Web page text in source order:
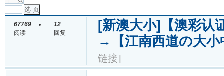
选 页
67769
阅读
12
回复
[新澳大小]
【澳彩
→【江南西道の大
链接]